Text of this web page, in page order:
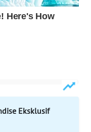
Eksklusif